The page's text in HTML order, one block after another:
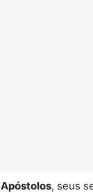
Apóstolos, seus